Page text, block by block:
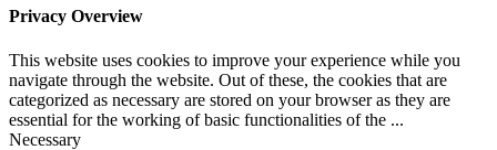
Privacy Overview
This website uses cookies to improve your experience while you
navigate through the website. Out of these, the cookies that are
categorized as necessary are stored on your browser as they are
essential for the working of basic functionalities of the ...
Necessary